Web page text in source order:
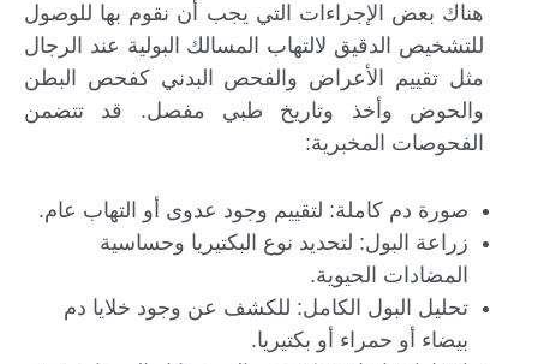
هناك بعض الإجراءات التي يجب أن نقوم بها للوصول
للتشخيص الدقيق لالتهاب المسالك البولية عند الرجال
مثل تقييم الأعراض والفحص البدني كفحص البطن
والحوض وأخذ وتاريخ طبي مفصل. قد تتضمن
الفحوصات المخبرية:
صورة دم كاملة: لتقييم وجود عدوى أو التهاب عام.
زراعة البول: لتحديد نوع البكتيريا وحساسية
المضادات الحيوية.
تحليل البول الكامل: للكشف عن وجود خلايا دم
بيضاء أو حمراء أو بكتيريا.